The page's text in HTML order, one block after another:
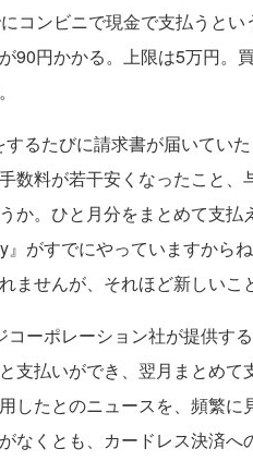
コンビニで現金で支払うと
90円かかる。上限は5万円。
するたびに請求書が届いてい
数料が若干安くなったこと、
か。ひと月分をまとめて支
』がすでにやっていますから
ませんが、それほど新しいこ
ーポレーション社が提供す
支払いができ、翌月まとめて
したとのニュースを、頻繁に
なくとも、カードレス決済